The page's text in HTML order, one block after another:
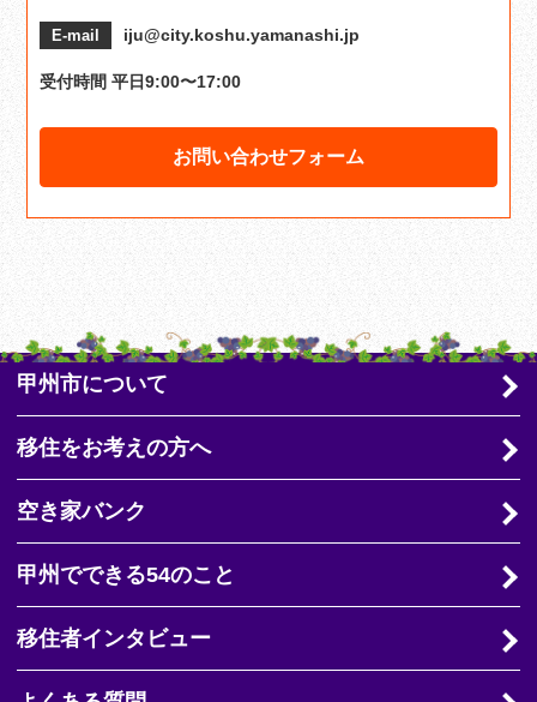
E-mail iju@city.koshu.yamanashi.jp
受付時間 平日9:00〜17:00
お問い合わせフォーム
甲州市について
移住をお考えの方へ
空き家バンク
甲州でできる54のこと
移住者インタビュー